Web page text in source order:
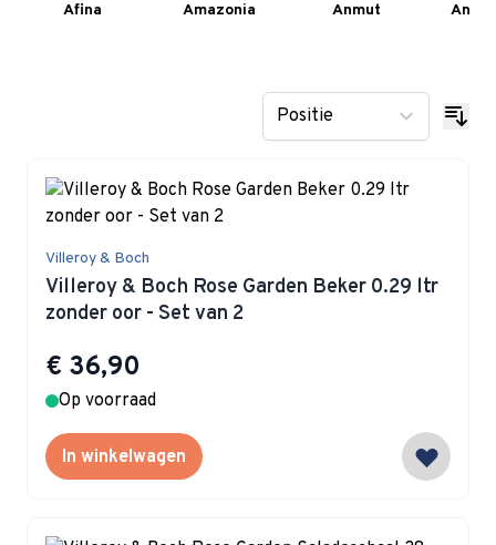
Afina Amazonia Anmut
Villeroy & Boch
Villeroy & Boch Rose Garden Beker 0.29 ltr
zonder oor - Set van 2
€ 36,90
Op voorraad
In winkelwagen